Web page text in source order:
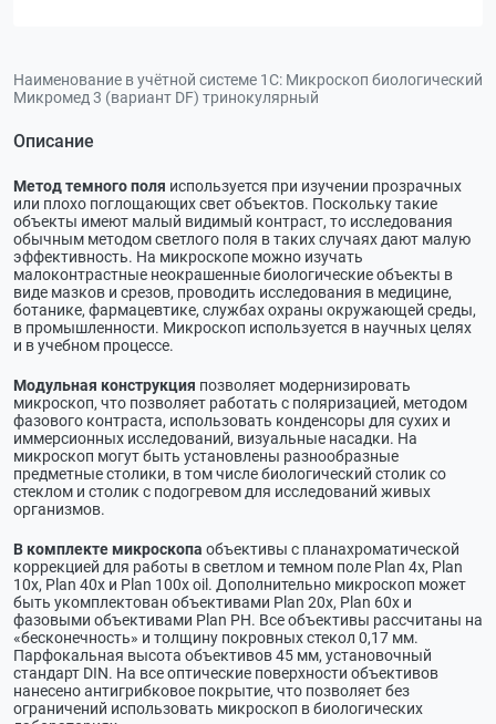
Наименование в учётной системе 1С: Микроскоп биологический
Микромед 3 (вариант DF) тринокулярный
Описание
Метод темного поля используется при изучении прозрачных
или плохо поглощающих свет объектов. Поскольку такие
объекты имеют малый видимый контраст, то исследования
обычным методом светлого поля в таких случаях дают малую
эффективность. На микроскопе можно изучать
малоконтрастные неокрашенные биологические объекты в
виде мазков и срезов, проводить исследования в медицине,
ботанике, фармацевтике, службах охраны окружающей среды,
в промышленности. Микроскоп используется в научных целях
и в учебном процессе.
Модульная конструкция позволяет модернизировать
микроскоп, что позволяет работать с поляризацией, методом
фазового контраста, использовать конденсоры для сухих и
иммерсионных исследований, визуальные насадки. На
микроскоп могут быть установлены разнообразные
предметные столики, в том числе биологический столик со
стеклом и столик с подогревом для исследований живых
организмов.
В комплекте микроскопа объективы с планахроматической
коррекцией для работы в светлом и темном поле Plan 4х, Plan
10х, Plan 40х и Plan 100х oil. Дополнительно микроскоп может
быть укомплектован объективами Plan 20х, Plan 60х и
фазовыми объективами Plan РН. Все объективы рассчитаны на
«бесконечность» и толщину покровных стекол 0,17 мм.
Парфокальная высота объективов 45 мм, установочный
стандарт DIN. На все оптические поверхности объективов
нанесено антигрибковое покрытие, что позволяет без
ограничений использовать микроскоп в биологических